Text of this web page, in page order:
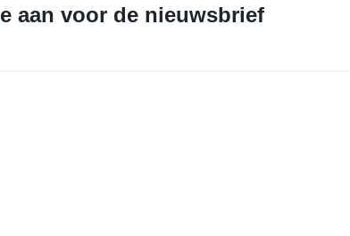
aan voor de nieuwsbrief